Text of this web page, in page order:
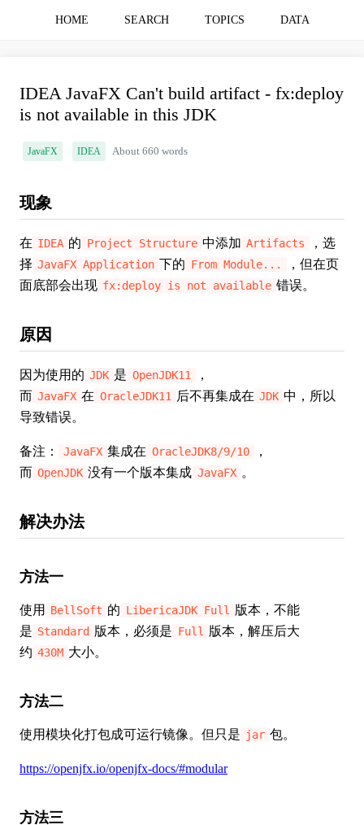
HOME SEARCH TOPICS DATA
IDEA JavaFX Can't build artifact - fx:deploy
is not available in this JDK
JavaFX IDEA About 660 words
现象
在 IDEA 的 Project Structure 中添加 Artifacts
，选
择 JavaFX Application 下的 From Module...
，但在页
面底部会出现 fx:deploy is not available 错误。
原因
因为使用的 JDK 是 OpenJDK11
，
而 JavaFX 在 OracleJDK11 后不再集成在 JDK 中，所以
导致错误。
备注： JavaFX 集成在 OracleJDK8/9/10
，
而 OpenJDK 没有一个版本集成 JavaFX 。
解决办法
方法一
使用 BellSoft 的 LibericaJDK Full
版本，不能
是 Standard 版本，必须是 Full
版本，解压后大
约 430M 大小。
方法二
使用模块化打包成可运行镜像。但只是 jar 包。
https://openjfx.io/openjfx-docs/#modular
方法三